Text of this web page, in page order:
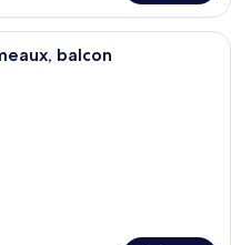
chambre d’hôtel avec un
balcon